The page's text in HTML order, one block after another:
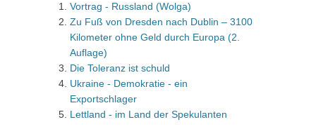
Vortrag - Russland (Wolga)
Zu Fuß von Dresden nach Dublin – 3100
Kilometer ohne Geld durch Europa (2.
Auflage)
Die Toleranz ist schuld
Ukraine - Demokratie - ein
Exportschlager
Lettland - im Land der Spekulanten